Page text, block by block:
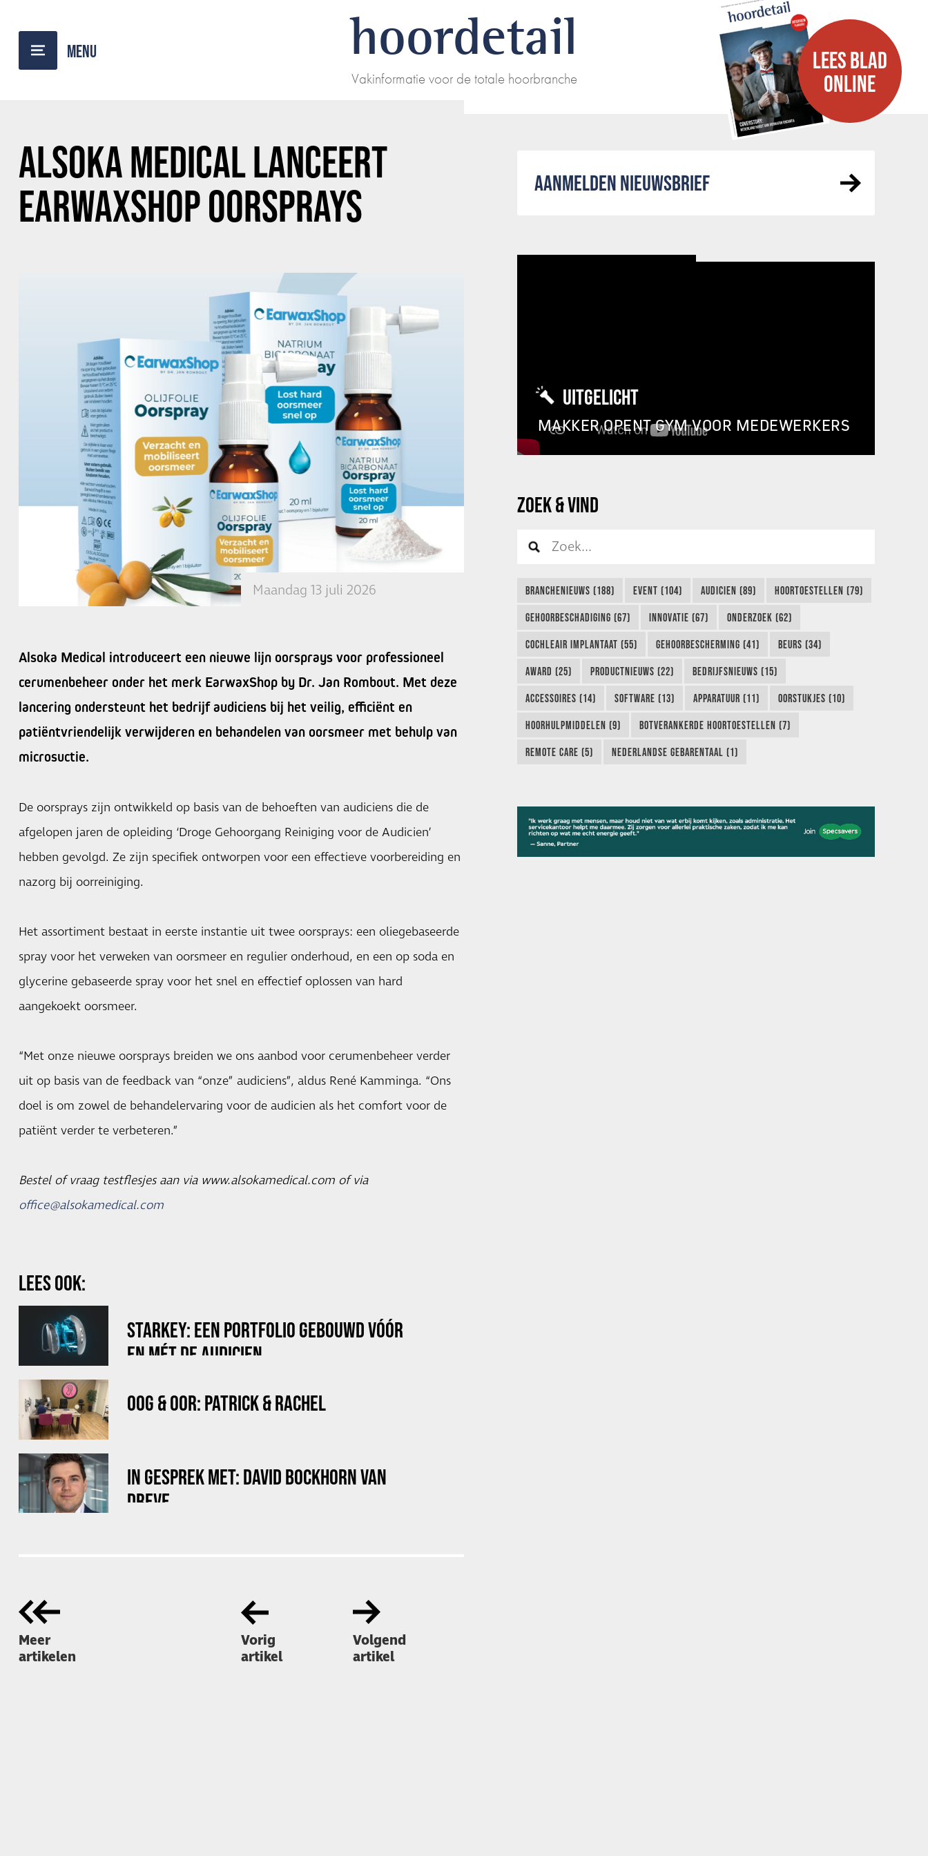
hoordetail
Vakinformatie voor de totale hoorbranche
LEES BLAD
ONLINE
ALSOKA MEDICAL LANCEERT
EARWAXSHOP OORSPRAYS
Maandag 13 juli 2026
Alsoka Medical introduceert een nieuwe lijn oorsprays voor professioneel
cerumenbeheer onder het merk EarwaxShop by Dr. Jan Rombout. Met deze
lancering ondersteunt het bedrijf audiciens bij het veilig, efficiënt en
patiëntvriendelijk verwijderen en behandelen van oorsmeer met behulp van
microsuctie.
De oorsprays zijn ontwikkeld op basis van de behoeften van audiciens die de
afgelopen jaren de opleiding ‘Droge Gehoorgang Reiniging voor de Audicien’
hebben gevolgd. Ze zijn specifiek ontworpen voor een effectieve voorbereiding en
nazorg bij oorreiniging.
Het assortiment bestaat in eerste instantie uit twee oorsprays: een oliegebaseerde
spray voor het verweken van oorsmeer en regulier onderhoud, en een op soda en
glycerine gebaseerde spray voor het snel en effectief oplossen van hard
aangekoekt oorsmeer.
“Met onze nieuwe oorsprays breiden we ons aanbod voor cerumenbeheer verder
uit op basis van de feedback van “onze” audiciens”, aldus René Kamminga. “Ons
doel is om zowel de behandelervaring voor de audicien als het comfort voor de
patiënt verder te verbeteren.”
Bestel of vraag testflesjes aan via www.alsokamedical.com of via
office@alsokamedical.com
LEES OOK:
STARKEY: EEN PORTFOLIO GEBOUWD VÓÓR
EN MÉT DE AUDICIEN
OOG & OOR: PATRICK & RACHEL
IN GESPREK MET: DAVID BOCKHORN VAN
DREVE
Meer
artikelen
Vorig
artikel
Volgend
artikel
AANMELDEN NIEUWSBRIEF
UITGELICHT
MAKKER OPENT GYM VOOR MEDEWERKERS
ZOEK & VIND
BRANCHENIEUWS (188) EVENT (104) AUDICIEN (89) HOORTOESTELLEN (79)
GEHOORBESCHADIGING (67) INNOVATIE (67) ONDERZOEK (62)
COCHLEAIR IMPLANTAAT (55) GEHOORBESCHERMING (41) BEURS (34)
AWARD (25) PRODUCTNIEUWS (22) BEDRIJFSNIEUWS (15)
ACCESSOIRES (14) SOFTWARE (13) APPARATUUR (11) OORSTUKJES (10)
HOORHULPMIDDELEN (9) BOTVERANKERDE HOORTOESTELLEN (7)
REMOTE CARE (5) NEDERLANDSE GEBARENTAAL (1)